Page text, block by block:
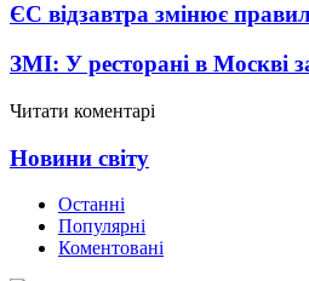
ЄС відзавтра змінює
ЗМІ: У ресторані в Москві
Читати коментарі
Новини світу
Останні
Популярні
Коментовані